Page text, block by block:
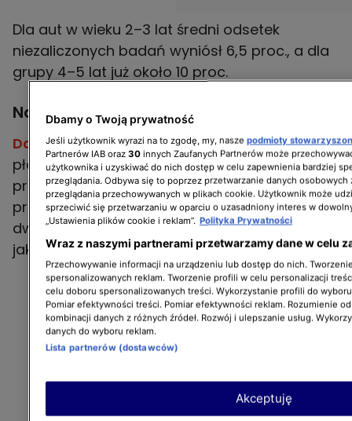
Dla aut w wieku 2–3 lat średni odsetek
niezaliczonych badań wyniósł 6,5 proc., a dla
grupy 4–5 lat już około 10 proc.
Najgorsze auta elektryczne według TÜV
Dacia Spring-najtańszy elektryk w Europie
płaci wysoką cenę za oszczędności
produkcyjne. Choć kusi ceną i prostotą, na
przeglądach wypada gorzej niż auta
dwukrotnie starsze. Problemy dotyczą głównie
jakości wykonania i elementów podwozia.
Dbamy o Twoją prywatność
Jeśli użytkownik wyrazi na to zgodę, my, nasze podmioty
Partnerów IAB oraz 30 innych Zaufanych Partnerów może
użytkownika i uzyskiwać do nich dostęp w celu zapewnienia bardziej
przeglądania. Odbywa się to poprzez przetwarzanie danych osobowych
przeglądania przechowywanych w plikach cookie. Użytkownik może
sprzeciwić się przetwarzaniu w oparciu o uzasadniony interes w
„Ustawienia plików cookie i reklam”. Polityka Prywatności
Wraz z naszymi partnerami przetwarzamy dane w celu
Przechowywanie informacji na urządzeniu lub dostęp do nich.
spersonalizowanych reklam. Tworzenie profili w celu personalizacji
celu doboru spersonalizowanych treści. Wykorzystanie profili do
Pomiar efektywności treści. Pomiar efektywności reklam. Rozumienie
kombinacji danych z różnych źródeł. Rozwój i ulepszanie usług.
danych do wyboru reklam.
Lista partnerów (dostawców)
Akceptuję